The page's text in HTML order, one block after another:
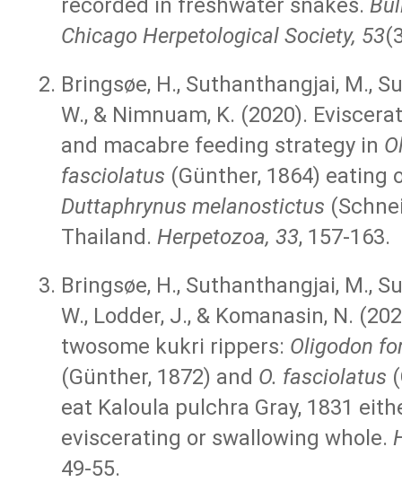
recorded in freshwater snakes.
Chicago Herpetological Society, 53
Bringsøe, H., Suthanthangjai, M.,
W., & Nimnuam, K. (2020).
and macabre feeding strategy in
fasciolatus (Günther, 1864) eating
Duttaphrynus melanostictus
Thailand. Herpetozoa, 33, 157-163.
Bringsøe, H., Suthanthangjai, M.,
W., Lodder, J., & Komanasin, N.
twosome kukri rippers: Oligodon
(Günther, 1872) and O. fasciolatus
eat Kaloula pulchra Gray, 1831
eviscerating or swallowing whole.
49-55.